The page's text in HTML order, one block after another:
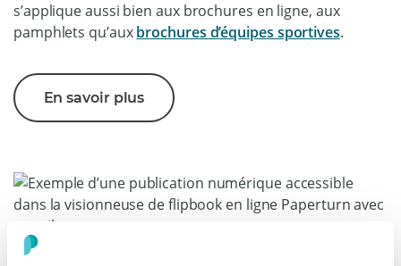
s’applique aussi bien aux brochures en ligne, aux
pamphlets qu’auxbrochures d’équipes sportives.
En savoir plus